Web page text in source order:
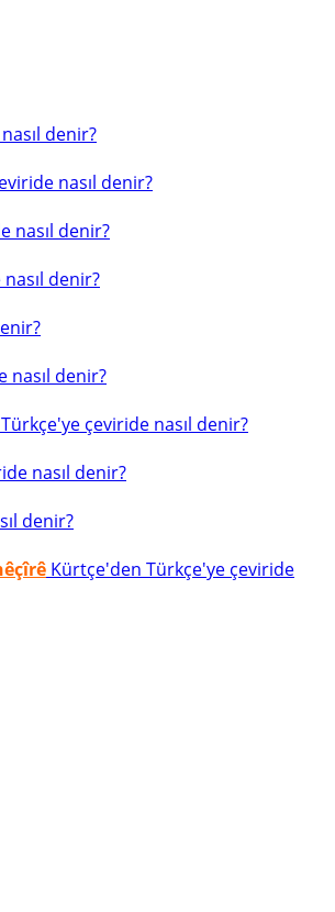
denir?
nasıl denir?
nasıl denir?
denir?
nasıl denir?
çeviride nasıl denir?
nasıl denir?
denir?
Kürtçe'den Türkçe'ye çeviride